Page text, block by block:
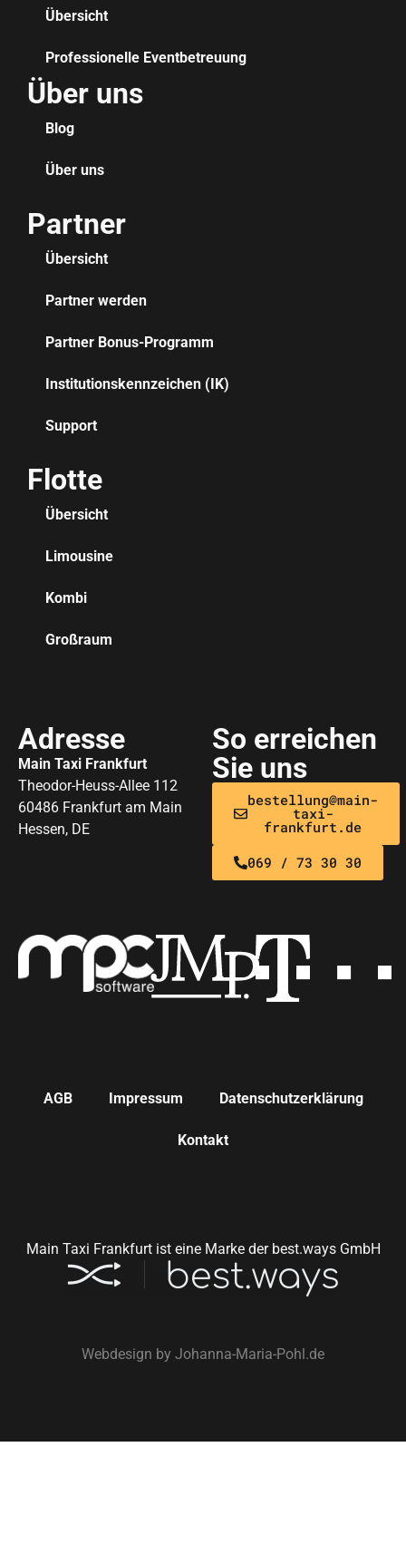
Übersicht
Professionelle Eventbetreuung
Über uns
Blog
Über uns
Partner
Übersicht
Partner werden
Partner Bonus-Programm
Institutionskennzeichen (IK)
Support
Flotte
Übersicht
Limousine
Kombi
Großraum
Adresse
Main Taxi Frankfurt
Theodor-Heuss-Allee 112
60486 Frankfurt am Main
Hessen, DE
So erreichen
Sie uns
bestellung@main-
taxi-
frankfurt.de
069 / 73 30 30
AGB Impressum Datenschutzerklärung
Kontakt
Main Taxi Frankfurt ist eine Marke der best.ways GmbH
Webdesign by Johanna-Maria-Pohl.de